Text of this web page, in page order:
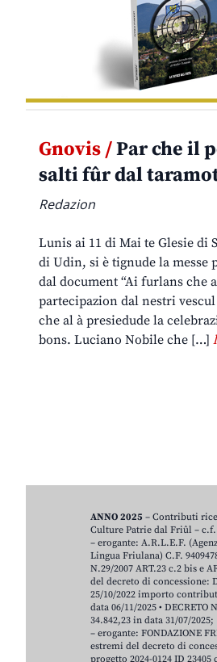
Gnovis /Par che il
salti fûr dal
Redazion
Lunis ai 11 di Mai te Glesie di
di Udin, si è tignude la messe
dal document “Ai furlans che
partecipazion dal nestri
che al à presiedude la
bons. Luciano Nobile che […]
ANNO 2025 – Contributi
Culture Patrie dal Friûl – c.f.
– erogante: A.R.L.E.F.
Lingua Friulana) C.F.
N.29/2007 ART.23 c.2 bis e
del decreto di concessione:
25/10/2022 importo
data 06/11/2025 • DECRETO
34.842,23 in data 31/07/2025;
– erogante: FONDAZIONE
estremi del decreto di
progetto 2024-0124 ID 23405